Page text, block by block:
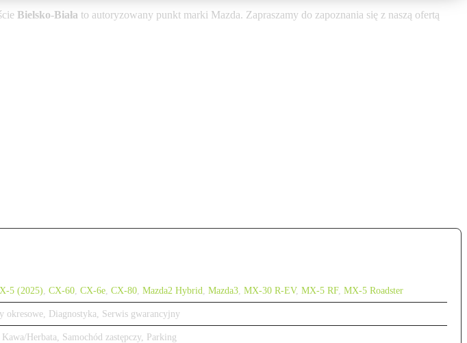
Bielsko-Biała to autoryzowany punkt marki Mazda. Zapraszamy do zapoznania się z naszą ofertą
5 (2025) CX-60 CX-6e CX-80 Mazda2 Hybrid Mazda3 MX-30 R-EV, MX-5 RF, MX-5 Roadster
okresowe, Diagnostyka, Serwis gwarancyjny
Herbata, Samochód zastępczy, Parking